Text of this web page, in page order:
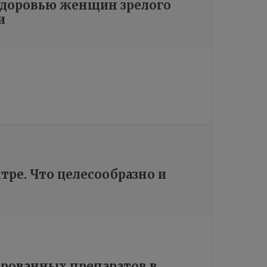
женщин зрелого
Что целесообразно и